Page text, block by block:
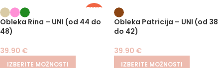
PLUS
Obleka Rina – UNI (od 44 do
48)
39.90 €
IZBERITE MOŽNOSTI
Obleka Patricija – UNI (od 38
do 42)
39.90 €
IZBERITE MOŽNOSTI